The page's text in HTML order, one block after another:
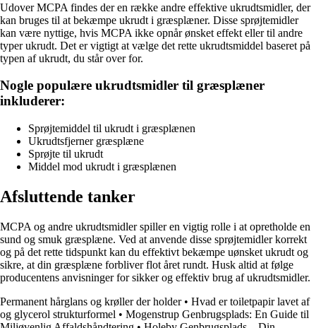
Udover MCPA findes der en række andre effektive ukrudtsmidler, der
kan bruges til at bekæmpe ukrudt i græsplæner. Disse sprøjtemidler
kan være nyttige, hvis MCPA ikke opnår ønsket effekt eller til andre
typer ukrudt. Det er vigtigt at vælge det rette ukrudtsmiddel baseret på
typen af ukrudt, du står over for.
Nogle populære ukrudtsmidler til græsplæner
inkluderer:
Sprøjtemiddel til ukrudt i græsplænen
Ukrudtsfjerner græsplæne
Sprøjte til ukrudt
Middel mod ukrudt i græsplænen
Afsluttende tanker
MCPA og andre ukrudtsmidler spiller en vigtig rolle i at opretholde en
sund og smuk græsplæne. Ved at anvende disse sprøjtemidler korrekt
og på det rette tidspunkt kan du effektivt bekæmpe uønsket ukrudt og
sikre, at din græsplæne forbliver flot året rundt. Husk altid at følge
producentens anvisninger for sikker og effektiv brug af ukrudtsmidler.
Permanent hårglans og krøller der holder• Hvad er toiletpapir lavet af
og glycerol strukturformel • Mogenstrup Genbrugsplads: En Guide til